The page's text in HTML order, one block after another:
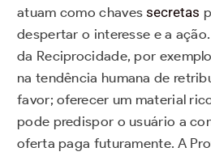
atuam como chavessecretas
despertar o interesse e a
da Reciprocidade, por
na tendência humana de
favor; oferecer um material
pode predispor o usuário a
oferta paga futuramente. A